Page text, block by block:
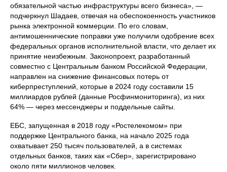
обязательной частью инфраструктуры всего бизнеса», —
подчеркнул Шадаев, отвечая на обеспокоенность участников
рынка электронной коммерции. По его словам,
антимошеннические поправки уже получили одобрение всех
федеральных органов исполнительной власти, что делает их
принятие неизбежным. Законопроект, разработанный
совместно с Центральным банком Российской Федерации,
направлен на снижение финансовых потерь от
киберпреступлений, которые в 2024 году составили 15
миллиардов рублей (данные Росфинмониторинга), из них
64% — через мессенджеры и поддельные сайты.
ЕБС, запущенная в 2018 году «Ростелекомом» при
поддержке Центрального банка, на начало 2025 года
охватывает 250 тысяч пользователей, а в системах
отдельных банков, таких как «Сбер», зарегистрировано
около пяти миллионов человек.